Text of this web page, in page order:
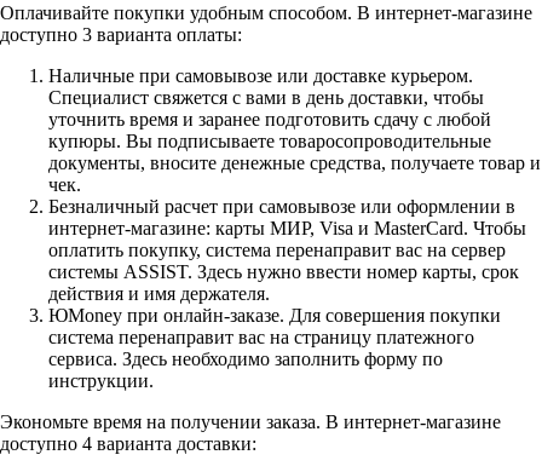
Оплачивайте покупки удобным способом. В интернет-магазине
доступно 3 варианта оплаты:
Наличные при самовывозе или доставке курьером.
Специалист свяжется с вами в день доставки, чтобы
уточнить время и заранее подготовить сдачу с любой
купюры. Вы подписываете товаросопроводительные
документы, вносите денежные средства, получаете товар и
чек.
Безналичный расчет при самовывозе или оформлении в
интернет-магазине: карты МИР, Visa и MasterCard. Чтобы
оплатить покупку, система перенаправит вас на сервер
системы ASSIST. Здесь нужно ввести номер карты, срок
действия и имя держателя.
ЮMoney при онлайн-заказе. Для совершения покупки
система перенаправит вас на страницу платежного
сервиса. Здесь необходимо заполнить форму по
инструкции.
Экономьте время на получении заказа. В интернет-магазине
доступно 4 варианта доставки: